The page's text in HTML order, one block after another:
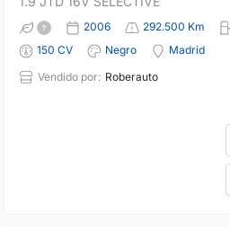
2006 292.500 Km
150 CV
Negro
Madrid
Vendido por: Roberauto